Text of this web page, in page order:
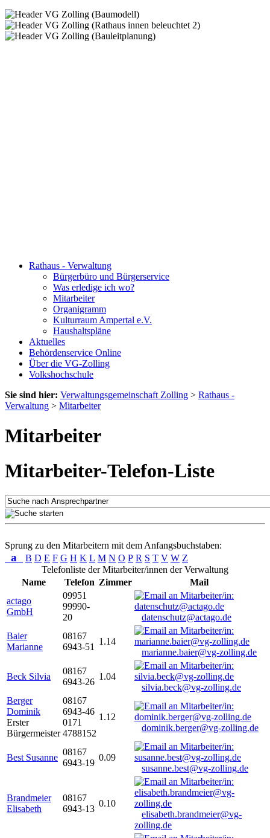
Rathaus - Verwaltung
Bürgerbüro und Bürgerservice
Was erledige ich wo?
Mitarbeiter
Organigramm
Kulturraum Ampertal e.V.
Haushaltspläne
Aktuelles
Behördenservice Online
Über die VG-Zolling
Volkshochschule
Sie sind hier: Verwaltungsgemeinschaft Zolling > Rathaus -
Verwaltung > Mitarbeiter
Mitarbeiter
Mitarbeiter-Telefon-Liste
Sprung zu den Mitarbeitern mit dem Anfangsbuchstaben:
a B D E F G H K L M N O P R S T V W Z
Telefonliste der Mitarbeiter/innen der Verwaltung
Name
Telefon Zimmer
Mail
actago
GmbH
09951
99990-
20
datenschutz@actago.de
Baier
Marianne
08167
6943-51
1.14
marianne.baier@vg-zolling.de
Beck Silvia
08167
6943-26
1.04
silvia.beck@vg-zolling.de
Berger
Dominik
Erster
Bürgermeister
08167
6943-46
0171
4788152
1.12
dominik.berger@vg-zolling.de
Best Susanne
08167
6943-19
0.09
susanne.best@vg-zolling.de
Brandmeier
Elisabeth
08167
6943-13
0.10
elisabeth.brandmeier@vg-
zolling.de